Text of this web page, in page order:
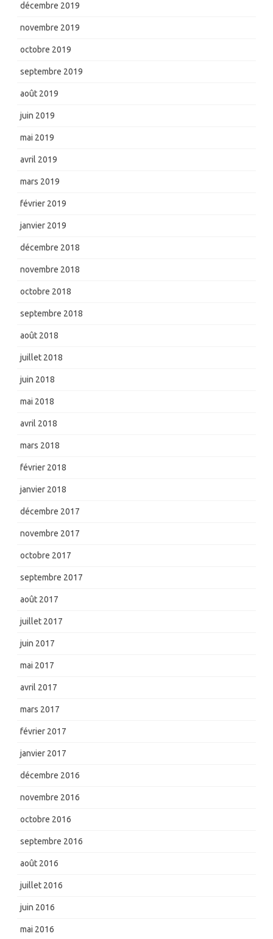
décembre 2019
novembre 2019
octobre 2019
septembre 2019
août 2019
juin 2019
mai 2019
avril 2019
mars 2019
février 2019
janvier 2019
décembre 2018
novembre 2018
octobre 2018
septembre 2018
août 2018
juillet 2018
juin 2018
mai 2018
avril 2018
mars 2018
février 2018
janvier 2018
décembre 2017
novembre 2017
octobre 2017
septembre 2017
août 2017
juillet 2017
juin 2017
mai 2017
avril 2017
mars 2017
février 2017
janvier 2017
décembre 2016
novembre 2016
octobre 2016
septembre 2016
août 2016
juillet 2016
juin 2016
mai 2016